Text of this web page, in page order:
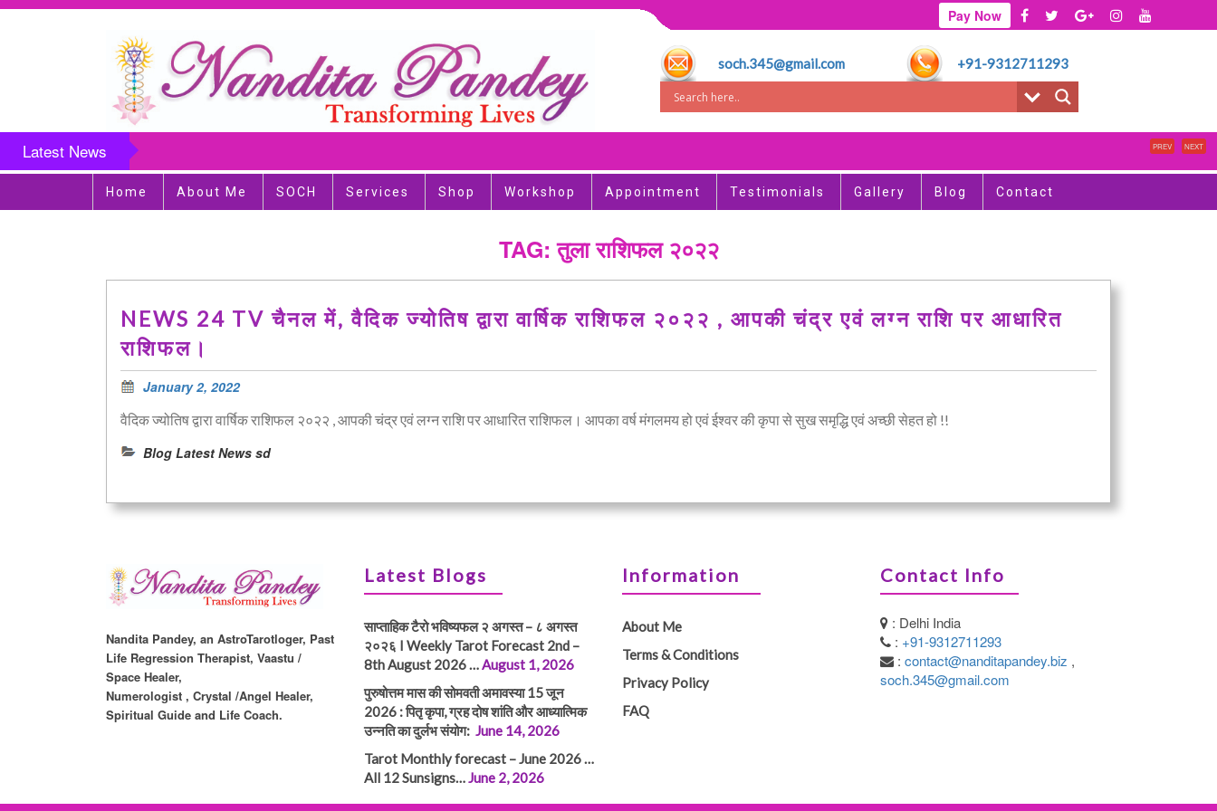
Pay Now
soch.345@gmail.com +91-9312711293
Latest News PREV NEXT
Home About Me SOCH Services Shop Workshop Appointment Testimonials Gallery Blog Contact
TAG: तुला राशिफल २०२२
NEWS 24 TV चैनल में, वैदिक ज्योतिष द्वारा वार्षिक राशिफल २०२२ , आपकी चंद्र एवं लग्न राशि पर आधारित
राशिफल।
January 2, 2022
वैदिक ज्योतिष द्वारा वार्षिक राशिफल २०२२ , आपकी चंद्र एवं लग्न राशि पर आधारित राशिफल। आपका वर्ष मंगलमय हो एवं ईश्वर की कृपा से सुख समृद्धि एवं अच्छी सेहत हो !!
Blog Latest News sd
Nandita Pandey, an AstroTarotloger, Past
Life Regression Therapist, Vaastu /
Space Healer,
Numerologist , Crystal /Angel Healer,
Spiritual Guide and Life Coach.
Latest Blogs
साप्ताहिक टैरो भविष्यफल २ अगस्त – ८ अगस्त
२०२६ I Weekly Tarot Forecast 2nd –
8th August 2026 …August 1, 2026
पुरुषोत्तम मास की सोमवती अमावस्या 15 जून
2026 : पितृ कृपा, ग्रह दोष शांति और आध्यात्मिक
उन्नति का दुर्लभ संयोग: June 14, 2026
Tarot Monthly forecast – June 2026 …
All 12 Sunsigns…June 2, 2026
Information
About Me
Terms & Conditions
Privacy Policy
FAQ
Contact Info
: Delhi India
: +91-9312711293
: contact@nanditapandey.biz ,
soch.345@gmail.com